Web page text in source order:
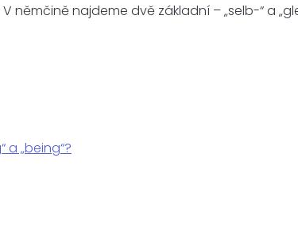
najdeme dvě základní – „selb-“ a
„being“?